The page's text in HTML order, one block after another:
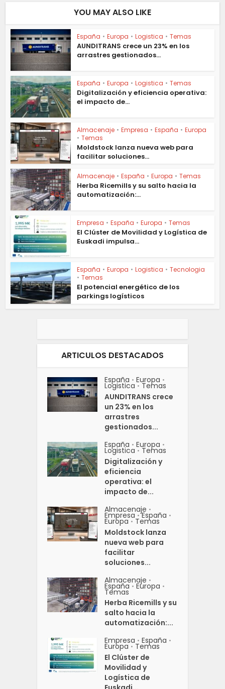
YOU MAY ALSO LIKE
España • Europa • Logistica • Temas
AUNDITRANS crece un 23% en los
arrastres gestionados...
España • Europa • Logistica • Temas
Digitalización y eficiencia operativa:
el impacto de...
Almacenaje • Empresa • España • Europa
• Temas
Moldstock lanza nueva web para
facilitar soluciones...
Almacenaje • España • Europa • Temas
Herba Ricemills y su salto hacia la
automatización:...
Empresa • España • Europa • Temas
El Clúster de Movilidad y Logística de
Euskadi impulsa...
España • Europa • Logistica • Tecnologia
• Temas
El potencial energético de los
parkings logísticos
ARTICULOS DESTACADOS
España • Europa •
Logistica • Temas
AUNDITRANS crece
un 23% en los
arrastres
gestionados...
España • Europa •
Logistica • Temas
Digitalización y
eficiencia
operativa: el
impacto de...
Almacenaje •
Empresa • España •
Europa • Temas
Moldstock lanza
nueva web para
facilitar
soluciones...
Almacenaje •
España • Europa •
Temas
Herba Ricemills y su
salto hacia la
automatización:...
Empresa • España •
Europa • Temas
El Clúster de
Movilidad y
Logística de